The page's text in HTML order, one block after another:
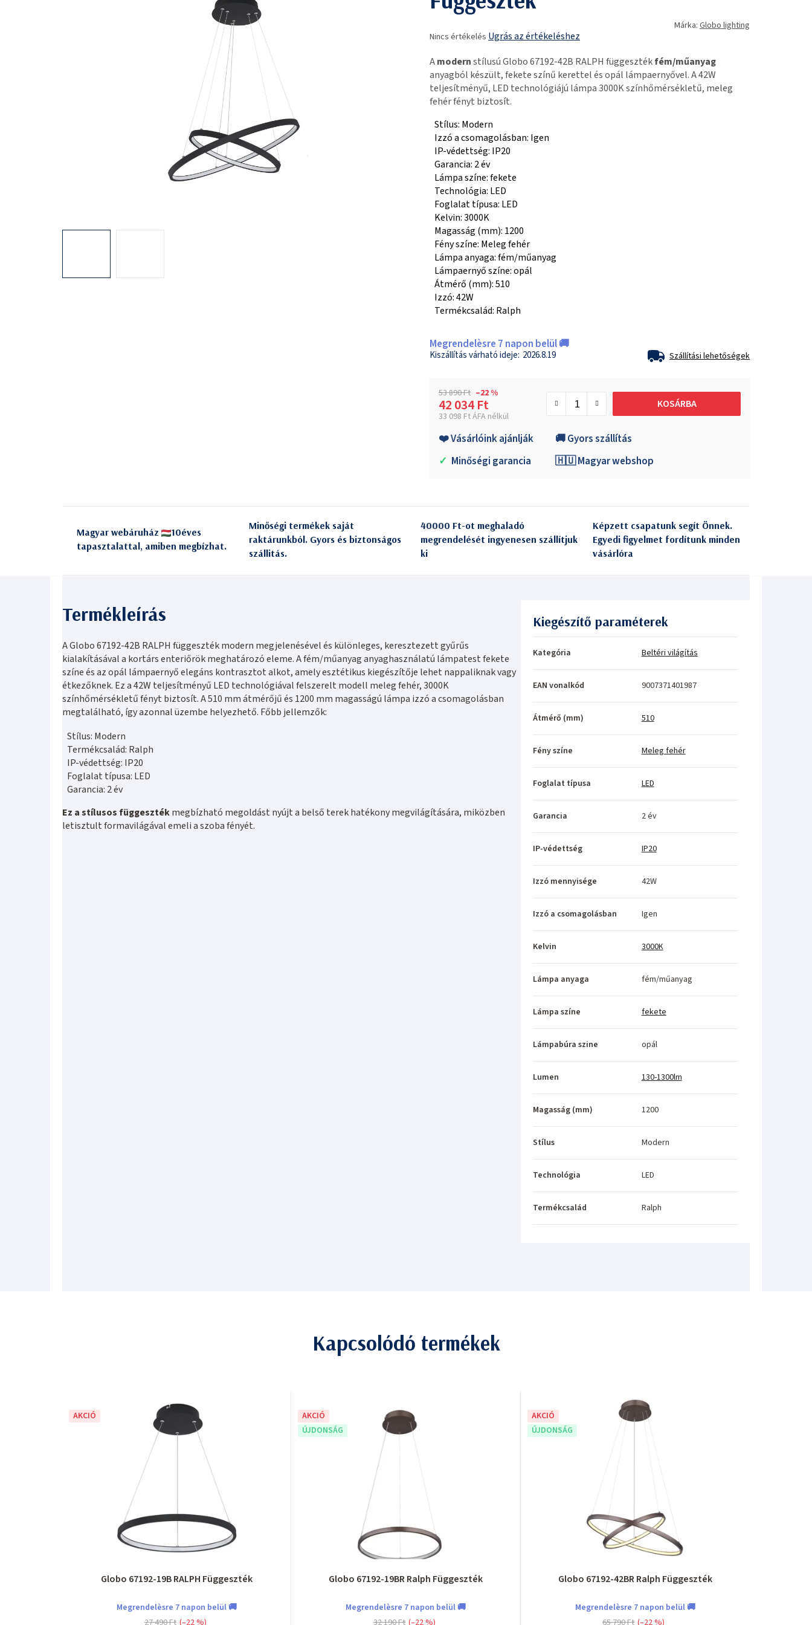
termék
értékelése
5-
ből
0,0
csillag.
Nincs értékelés Ugrás az értékeléshez
Márka: Globo lighting
Amodernstílusú Globo 67192-42B RALPH függesztékfém/műanyag
anyagból készült, fekete színű kerettel és opál lámpaernyővel. A 42W
teljesítményű, LED technológiájú lámpa 3000K színhőmérsékletű, meleg
fehér fényt biztosít.
Stílus: Modern
Izzó a csomagolásban: Igen
IP-védettség: IP20
Garancia: 2 év
Lámpa színe: fekete
Technológia: LED
Foglalat típusa: LED
Kelvin: 3000K
Magasság (mm): 1200
Fény színe: Meleg fehér
Lámpa anyaga: fém/műanyag
Lámpaernyő színe: opál
Átmérő (mm): 510
Izzó: 42W
Termékcsalád: Ralph
Megrendelèsre 7 napon belül 🚚
2026.8.19 Szállítási lehetőségek
53 890 Ft –22 %
42 034 Ft
33 098 Ft ÁFA nélkül
KOSÁRBA
❤️ Vásárlóink ajánlják
🚚 Gyors szállítás
✓ Minőségi garancia 🇭🇺 Magyar webshop
Magyar webáruház
10éves
tapasztalattal, amiben megbízhat.
Minőségi termékek saját
raktárunkból. Gyors és biztonságos
szállitás.
40000 Ft-ot meghaladó
megrendelését ingyenesen szállítjuk
ki
Képzett csapatunk segít Önnek.
Egyedi figyelmet fordítunk minden
vásárlóra
A Globo 67192-42B RALPH függeszték modern megjelenésével és különleges, keresztezett gyűrűs
kialakításával a kortárs enteriőrök meghatározó eleme. A fém/műanyag anyaghasználatú lámpatest fekete
színe és az opál lámpaernyő elegáns kontrasztot alkot, amely esztétikus kiegészítője lehet nappaliknak vagy
étkezőknek. Ez a 42W teljesítményű LED technológiával felszerelt modell meleg fehér, 3000K
színhőmérsékletű fényt biztosít. A 510 mm átmérőjű és 1200 mm magasságú lámpa izzó a csomagolásban
megtalálható, így azonnal üzembe helyezhető. Főbb jellemzők:
Stílus: Modern
Termékcsalád: Ralph
IP-védettség: IP20
Foglalat típusa: LED
Garancia: 2 év
Ez a stílusos függesztékmegbízható megoldást nyújt a belső terek hatékony megvilágítására, miközben
letisztult formavilágával emeli a szoba fényét.
Kiegészítő paraméterek
Kategória Beltéri világítás
EAN vonalkód 9007371401987
Átmérő (mm) 510
Fény színe Meleg fehér
Foglalat típusa LED
Garancia 2 év
IP-védettség IP20
Izzó mennyisége 42W
Izzó a csomagolásban Igen
Kelvin 3000K
Lámpa anyaga fém/műanyag
Lámpa színe fekete
Lámpabúra szine opál
Lumen 130-1300lm
Magasság (mm) 1200
Stílus Modern
Technológia LED
Termékcsalád Ralph
Kapcsolódó termékek
AKCIÓ
Globo 67192-19B RALPH Függeszték
Megrendelèsre 7 napon belül 🚚
27 490 Ft (–22 %)
AKCIÓ
ÚJDONSÁG
Globo 67192-19BR Ralph Függeszték
Megrendelèsre 7 napon belül 🚚
32 190 Ft (–22 %)
AKCIÓ
ÚJDONSÁG
Globo 67192-42BR Ralph Függeszték
Megrendelèsre 7 napon belül 🚚
65 790 Ft (–22 %)